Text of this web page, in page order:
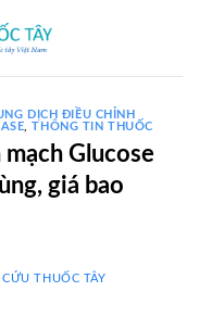
DỊCH ĐIỀU CHỈNH
,THÔNG TIN THUỐC
Glucose
giá bao
CỨU THUỐC TÂY